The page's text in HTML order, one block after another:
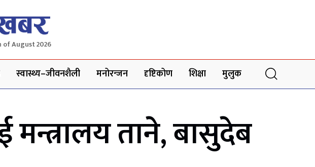
of August 2026
स्वास्थ्य–जीवनशैली मनोरन्जन दृष्टिकोण शिक्षा मुलुक
मन्त्रालय ताने, बासुदेब